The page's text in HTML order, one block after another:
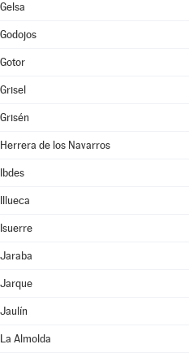
Gelsa
Godojos
Gotor
Grisel
Grisén
Herrera de los Navarros
Ibdes
Illueca
Isuerre
Jaraba
Jarque
Jaulín
La Almolda